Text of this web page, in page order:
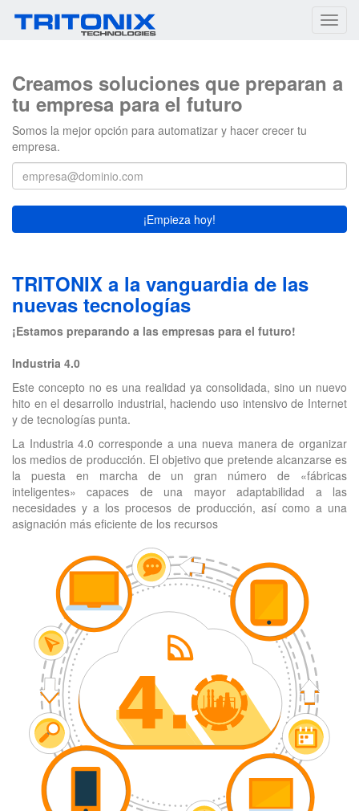
Creamos soluciones que preparan a
tu empresa para el futuro
Somos la mejor opción para automatizar y hacer crecer tu
empresa.
¡Empieza hoy!
TRITONIX a la vanguardia de las
nuevas tecnologías
¡Estamos preparando a las empresas para el futuro!
Industria 4.0
Este concepto no es una realidad ya consolidada, sino un nuevo
hito en el desarrollo industrial, haciendo uso intensivo de Internet
y de tecnologías punta.
La Industria 4.0​ corresponde a una nueva manera de organizar
los medios de producción. El objetivo que pretende alcanzarse es
la puesta en marcha de un gran número de «fábricas
inteligentes» capaces de una mayor adaptabilidad a las
necesidades y a los procesos de producción, así como a una
asignación más eficiente de los recursos